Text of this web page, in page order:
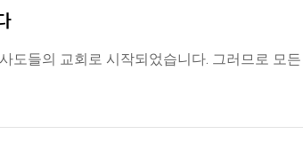
도들의 교회로 시작되었습니다. 그러므로 모